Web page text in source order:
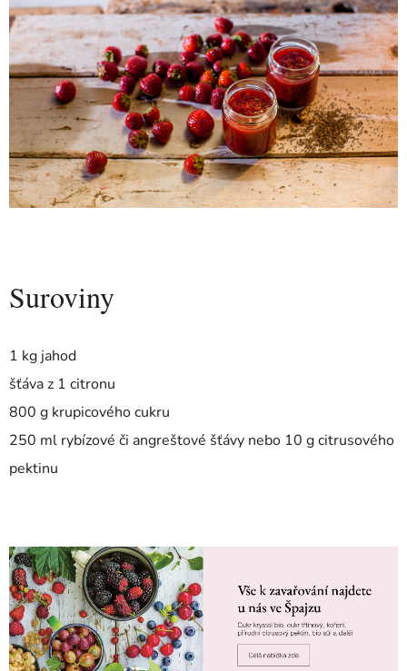
Suroviny
1 kg jahod
šťáva z 1 citronu
800 g krupicového cukru
250 ml rybízové či angreštové šťávy nebo 10 g citrusového
pektinu